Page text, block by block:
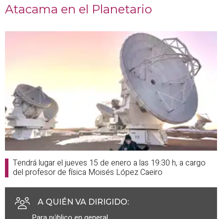
Atacama en el Planetario
Tendrá lugar el jueves 15 de enero a las 19:30 h, a cargo
del profesor de física Moisés López Caeiro
A QUIÉN VA DIRIGIDO: